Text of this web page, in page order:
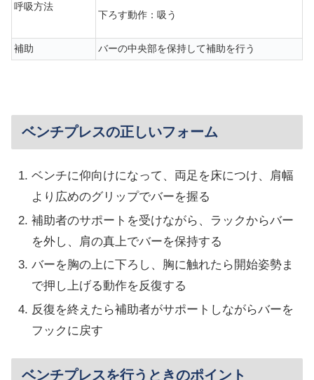
呼吸方法
下ろす動作：吸う
補助 バーの中央部を保持して補助を行う
ベンチプレスの正しいフォーム
ベンチに仰向けになって、両足を床につけ、肩幅
より広めのグリップでバーを握る
補助者のサポートを受けながら、ラックからバー
を外し、肩の真上でバーを保持する
バーを胸の上に下ろし、胸に触れたら開始姿勢ま
で押し上げる動作を反復する
反復を終えたら補助者がサポートしながらバーを
フックに戻す
ベンチプレスを行うときのポイント